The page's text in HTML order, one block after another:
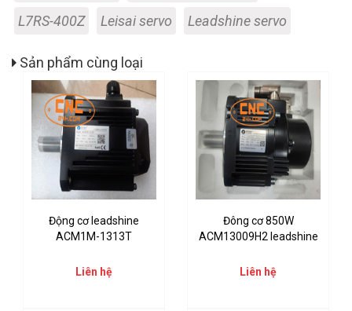
L7RS-400Z
Leisai servo Leadshine servo
Sản phẩm cùng loại
Động cơ leadshine
ACM1M-1313T
Liên hệ
Đông cơ 850W
ACM13009H2 leadshine
Liên hệ